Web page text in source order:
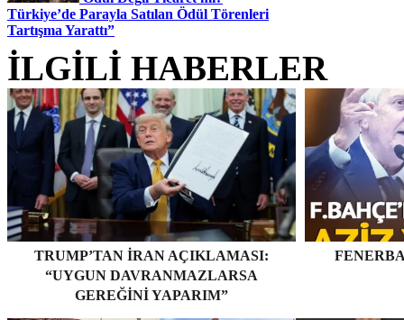
Türkiye’de Parayla Satılan Ödül Törenleri
Tartışma Yarattı”
İLGİLİ HABERLER
TRUMP’TAN İRAN AÇIKLAMASI:
“UYGUN DAVRANMAZLARSA
GEREĞINI YAPARIM”